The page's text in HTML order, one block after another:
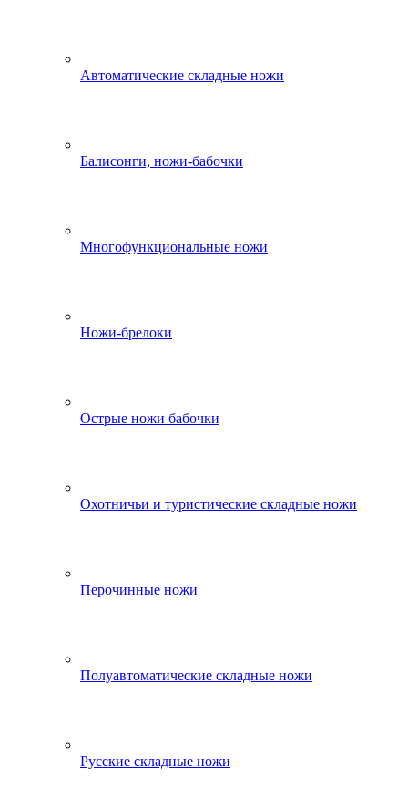
Автоматические складные ножи
Балисонги, ножи-бабочки
Многофункциональные ножи
Ножи-брелоки
Острые ножи бабочки
Охотничьи и туристические складные ножи
Перочинные ножи
Полуавтоматические складные ножи
Русские складные ножи